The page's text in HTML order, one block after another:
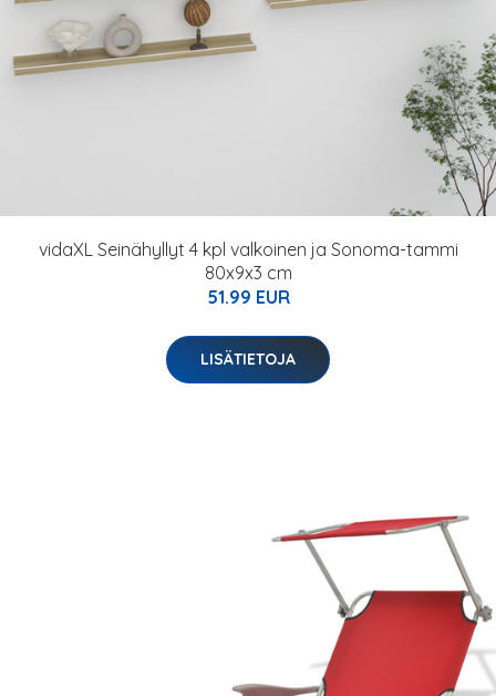
vidaXL Seinähyllyt 4 kpl valkoinen ja Sonoma-tammi
80x9x3 cm
51.99 EUR
LISÄTIETOJA